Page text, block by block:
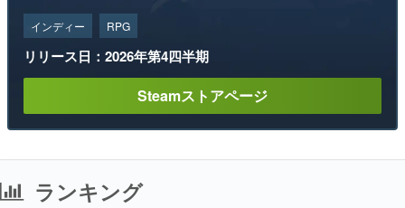
インディー RPG
リリース日：2026年第4四半期
Steamストアページ
ランキング